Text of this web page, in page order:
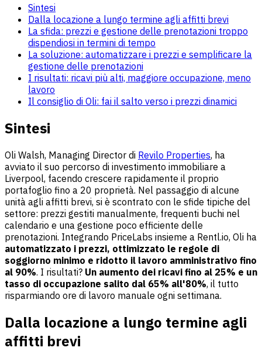
Sintesi
Dalla locazione a lungo termine agli affitti brevi
La sfida: prezzi e gestione delle prenotazioni troppo
dispendiosi in termini di tempo
La soluzione: automatizzare i prezzi e semplificare la
gestione delle prenotazioni
I risultati: ricavi più alti, maggiore occupazione, meno
lavoro
Il consiglio di Oli: fai il salto verso i prezzi dinamici
Sintesi
Oli Walsh, Managing Director di Revilo Properties, ha
avviato il suo percorso di investimento immobiliare a
Liverpool, facendo crescere rapidamente il proprio
portafoglio fino a 20 proprietà. Nel passaggio di alcune
unità agli affitti brevi, si è scontrato con le sfide tipiche del
settore: prezzi gestiti manualmente, frequenti buchi nel
calendario e una gestione poco efficiente delle
prenotazioni. Integrando PriceLabs insieme a Rentl.io, Oli ha
automatizzato i prezzi, ottimizzato le regole di
soggiorno minimo e ridotto il lavoro amministrativo fino
al 90%. I risultati? Un aumento dei ricavi fino al 25% e un
tasso di occupazione salito dal 65% all'80%, il tutto
risparmiando ore di lavoro manuale ogni settimana.
Dalla locazione a lungo termine agli
affitti brevi